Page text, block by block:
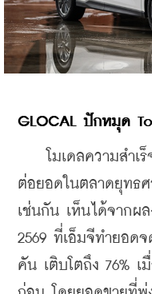
GLOCAL ปักหมุด
โมเดลความสำเร็
ต่อยอดในตลาดยุทธ
เช่นกัน เห็นได้จากผ
2569 ที่เอ็มจีทำยอด
คัน เติบโตถึง 76% เ